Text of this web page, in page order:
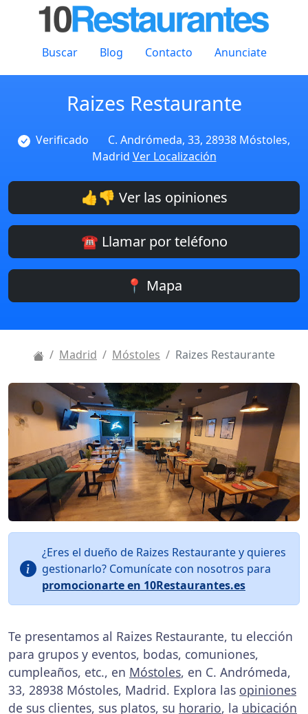
Buscar Blog Contacto Anunciate
Raizes Restaurante
Verificado
C. Andrómeda, 33, 28938 Móstoles,
Madrid Ver Localización
👍👎 Ver las opiniones
☎️ Llamar por teléfono
📍 Mapa
Madrid Móstoles Raizes Restaurante
¿Eres el dueño de Raizes Restaurante y quieres
gestionarlo? Comunícate con nosotros para
promocionarte en 10Restaurantes.es
Te presentamos al Raizes Restaurante, tu elección
para grupos y eventos, bodas, comuniones,
cumpleaños, etc., en Móstoles, en C. Andrómeda,
33, 28938 Móstoles, Madrid. Explora las opiniones
de sus clientes, sus platos, su horario, la ubicación